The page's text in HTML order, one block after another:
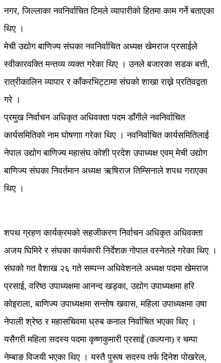
नगर, जिल्लाका नवनिर्वाचित टिमले व्यापारीको हितमा काम गर्ने बताएका
थिए ।
मेची उद्योग बाणिज्य संघका नवनिर्वाचित अध्यक्ष खेमराज प्रसाईले
स्वीकारवक्ति मन्तव्य व्यक्त गरेका थिए । उनले बजारका सडक बत्ती,
रात्रीकालिन व्यापार र काँकरभिट्टामा संघको शाखा राख्ने प्रतिवद्वता
गरे ।
प्रमुख निर्वाचन अधिकृत अधिवक्ता पदम डाँगीले नवनिर्वाचित
कार्यसमितिको नाम घोषणाा गरेका थिए । नवनिर्वाचित कार्यसमितिलाई
नेपाल उद्योग बाणिज्य महासंघ कोशी प्रदेश उपाध्यक्ष एवम् मेची उद्योग
बाणिज्य संघका निवर्तमान अध्यक्ष ऋषिराज तिम्सिनाले शपथ गराएका
थिए ।
शपथ ग्रहण कार्यक्रमको सहजीकरण निर्वाचन अधिकृत अधिवक्ता
अजय घिमिरे र संघका कार्यकारी निर्देशक गोपाल वस्नेतले गरेका थिए ।
संघको गत वैशाख २६ गते सम्पन्न अधिवेशनले अध्यक्ष पदमा खेमराज
प्रसाई, वरिष्ठ उपाध्यक्षमा आनन्द खड्का, उद्योग उपाध्यक्षमा हरि
कोइराला, बाणिज्य उपाध्यक्षमा सन्तोष खवास, महिला उपाध्यक्षमा उषा
नेपाली श्रेष्ठ र महासचिवमा ध्रुब कनाल निर्वाचित भएका थिए ।
यसैगरी महिला सदस्य पदमा कृष्णकुमारी प्रसाईं (कल्पना) र चम्पा
नेम्बाङ विजयी भएका थिए । यस्तै पुरूष सदस्य तर्फ दिनेश पोखरेल,